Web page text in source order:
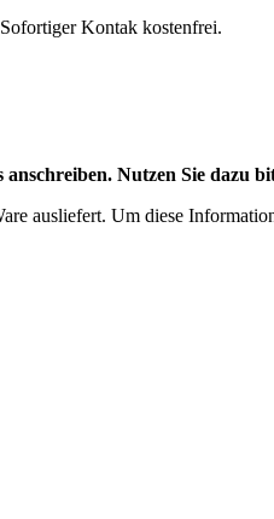
Kontak kostenfrei.
Nutzen Sie dazu
ausliefert. Um diese